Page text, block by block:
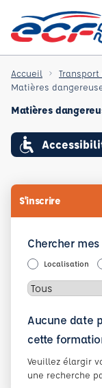
Accueil
Matières
Matières
S'inscrire
Chercher
Localisation
Aucune date
cette
Veuillez élargir
une recherche